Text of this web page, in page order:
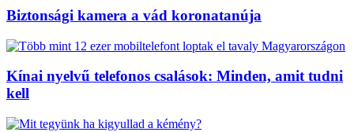
Biztonsági kamera a vád koronatanúja
Kínai nyelvű telefonos csalások: Minden, amit tudni
kell